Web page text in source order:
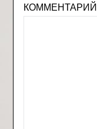
КОММЕНТАРИЙ